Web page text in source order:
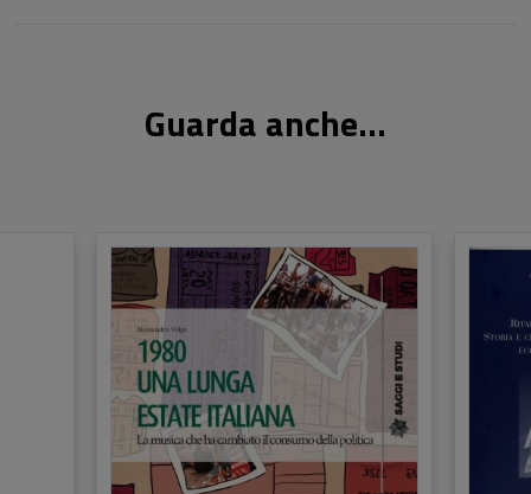
Guarda anche...